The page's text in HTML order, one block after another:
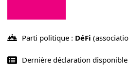
Parti politique : DéFi
Dernière déclaration